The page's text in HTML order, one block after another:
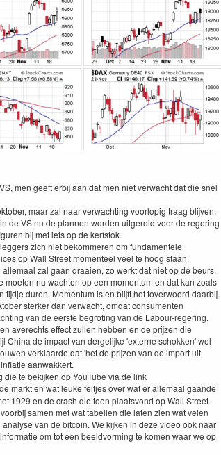
men geeft erbij aan dat men niet verwacht dat die snel
maar zal naar verwachting voorlopig traag blijven.
de VS nu de plannen worden uitgerold voor de regering
bij met iets op de kerfstok.
zich niet bekommeren om fundamentele
op Wall Street momenteel veel te hoog staan.
zal gaan draaien, zo werkt dat niet op de beurs.
moeten nu wachten op een momentum en dat kan zoals
duren. Momentum is en blijft het toverwoord daarbij.
sterker dan verwacht, omdat consumenten
van de eerste begroting van de Labour-regering.
averechts effect zullen hebben en de prijzen die
China de impact van dergelijke 'externe schokken' wel
verklaarde dat 'het de prijzen van de import uit
aanwakkert.
te bekijken op YouTube via de link
markt en wat leuke feitjes over wat er allemaal gaande
1929 en de crash die toen plaatsvond op Wall Street.
samen met wat tabellen die laten zien wat velen
van de bitcoin. We kijken in deze video ook naar
om tot een beeldvorming te komen waar we op